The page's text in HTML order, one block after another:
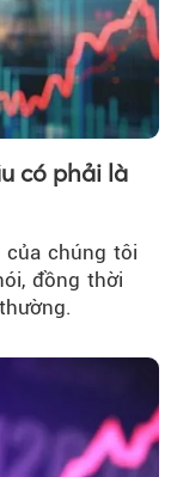
có phải là
của chúng tôi
đồng thời